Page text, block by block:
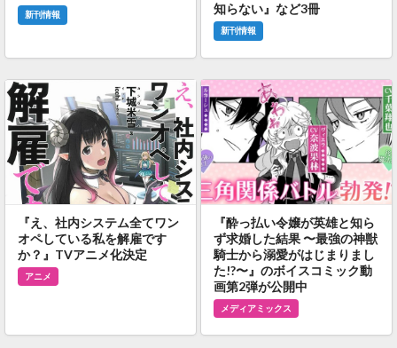
新刊情報
知らない』など3冊
新刊情報
『え、社内システム全てワン
オペしている私を解雇です
か？』TVアニメ化決定
アニメ
『酔っ払い令嬢が英雄と知ら
ず求婚した結果 〜最強の神獣
騎士から溺愛がはじまりまし
た!?〜』のボイスコミック動
画第2弾が公開中
メディアミックス